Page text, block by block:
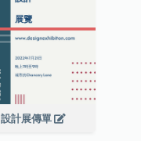
設計展傳單